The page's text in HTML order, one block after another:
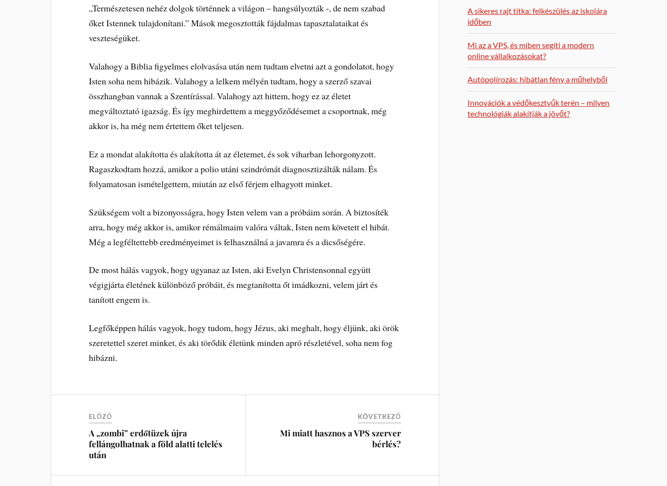
„Természetesen nehéz dolgok történnek a világon – hangsúlyozták -, de nem szabad
őket Istennek tulajdonítani.” Mások megosztották fájdalmas tapasztalataikat és
veszteségüket.
Valahogy a Biblia figyelmes elolvasása után nem tudtam elvetni azt a gondolatot, hogy
Isten soha nem hibázik. Valahogy a lelkem mélyén tudtam, hogy a szerző szavai
összhangban vannak a Szentírással. Valahogy azt hittem, hogy ez az életet
megváltoztató igazság. És így meghirdettem a meggyőződésemet a csoportnak, még
akkor is, ha még nem értettem őket teljesen.
Ez a mondat alakította és alakította át az életemet, és sok viharban lehorgonyzott.
Ragaszkodtam hozzá, amikor a polio utáni szindrómát diagnosztizálták nálam. És
folyamatosan ismételgettem, miután az első férjem elhagyott minket.
Szükségem volt a bizonyosságra, hogy Isten velem van a próbáim során. A biztosíték
arra, hogy még akkor is, amikor rémálmaim valóra váltak, Isten nem követett el hibát.
Még a legféltettebb eredményeimet is felhasználná a javamra és a dicsőségére.
De most hálás vagyok, hogy ugyanaz az Isten, aki Evelyn Christensonnal együtt
végigjárta életének különböző próbáit, és megtanította őt imádkozni, velem járt és
tanított engem is.
Legfőképpen hálás vagyok, hogy tudom, hogy Jézus, aki meghalt, hogy éljünk, aki örök
szeretettel szeret minket, és aki törődik életünk minden apró részletével, soha nem fog
hibázni.
ELŐZŐ
A „zombi” erdőtüzek újra
fellángolhatnak a föld alatti telelés
után
KÖVETKEZŐ
Mi miatt hasznos a VPS szerver
bérlés?
A sikeres rajt titka: felkészülés az iskolára
időben
Mi az a VPS, és miben segíti a modern
online vállalkozásokat?
Autópolírozás: hibátlan fény a műhelyből
Innovációk a védőkesztyűk terén – milyen
technológiák alakítják a jövőt?